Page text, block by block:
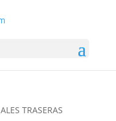
TRASERAS